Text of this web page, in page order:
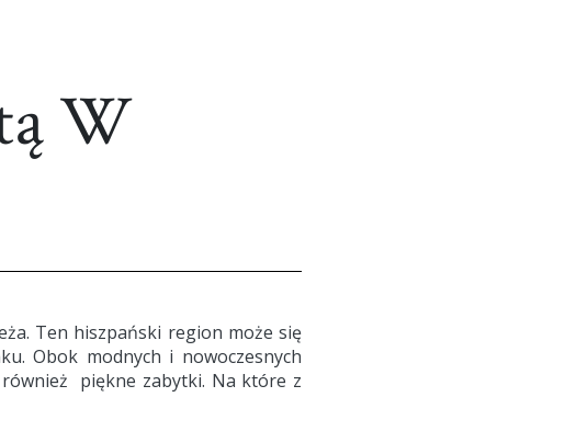
W
Ten hiszpański region może się
Obok modnych i nowoczesnych
piękne zabytki. Na które z